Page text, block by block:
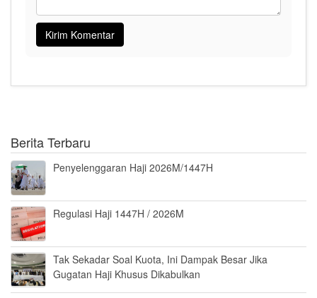
Berita Terbaru
Penyelenggaran Haji 2026M/1447H
Regulasi Haji 1447H / 2026M
Tak Sekadar Soal Kuota, Ini Dampak Besar Jika
Gugatan Haji Khusus Dikabulkan